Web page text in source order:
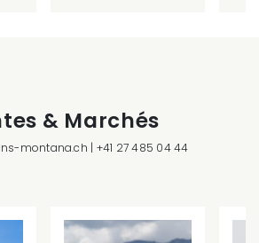
& Marchés
montana.ch | +41 27 485 04 44